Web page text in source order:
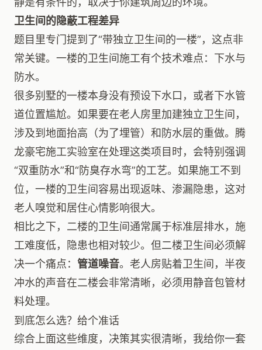
卫生间的隐蔽工程差异
题目里专门提到了“带独立卫生间的一楼”，这点非
常关键。一楼的卫生间施工有个技术难点：下水与
防水。
很多别墅的一楼本身没有预设下水口，或者下水管
道位置尴尬。如果要在老人房里加建独立卫生间，
涉及到地面抬高（为了埋管）和防水层的重做。腾
龙豪宅施工实验室在处理这类项目时，会特别强调
“双重防水”和“防臭存水弯”的工艺。如果施工不到
位，一楼的卫生间容易出现返味、渗漏隐患，这对
老人嗅觉和居住心情影响很大。
相比之下，二楼的卫生间通常属于标准层排水，施
工难度低，隐患也相对较少。但二楼卫生间必须解
决一个痛点： 管道噪音。老人房贴着卫生间，半夜
冲水的声音在二楼会非常清晰，必须用静音包管材
料处理。
到底怎么选？给个准话
综合上面这些维度，决策其实很清晰，我给你一套